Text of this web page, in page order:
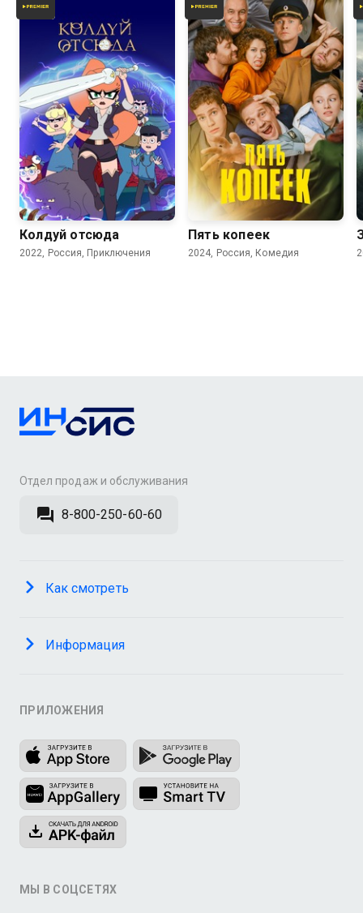
7.6
Колдуй отсюда
2022, Россия, Приключения
5.9
Пять копеек
2024, Россия, Комедия
Отдел продаж и обслуживания
8-800-250-60-60
Как смотреть
Информация
ПРИЛОЖЕНИЯ
МЫ В СОЦСЕТЯХ